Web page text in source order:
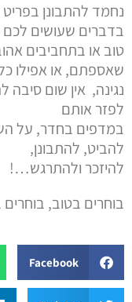
נחמד להתבונן
בדברים שעושים לכם
טוב או בתחביבים
שאספתם, או אפילו
נגינה, אין שום סיבה
לפזר אותם
במדפים בחדר, על
להביט, להתבונן,
להיזכר ולהתרגש…!
בוחרים בטוב,
Facebook